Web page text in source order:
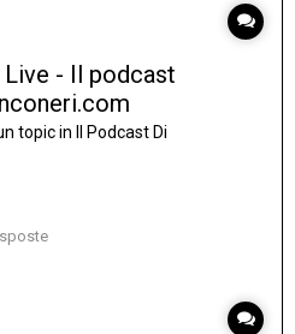
Live - Il podcast
topic in
Il Podcast Di